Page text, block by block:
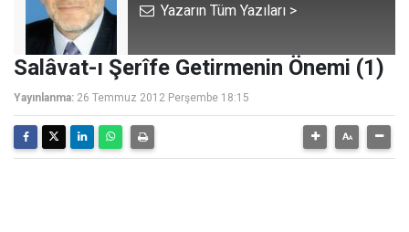
Yazarın Tüm Yazıları >
Salâvat-ı Şerîfe Getirmenin Önemi (1)
Yayınlanma: 26 Temmuz 2012 Perşembe 18:15